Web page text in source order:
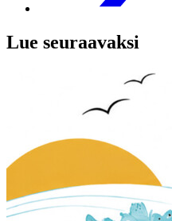
Lue seuraavaksi